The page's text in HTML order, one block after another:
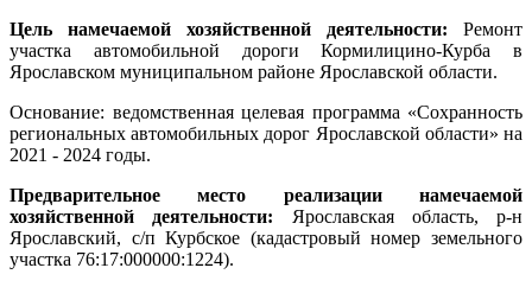
Цель намечаемой хозяйственной деятельности:
Ремонт
участка автомобильной дороги Кормилицино-Курба в
Ярославском муниципальном районе Ярославской области.
Основание: ведомственная целевая программа «Сохранность
региональных автомобильных дорог Ярославской области» на
2021 - 2024 годы.
Предварительное место реализации намечаемой
хозяйственной деятельности: Ярославская область, р-н
Ярославский, с/п Курбское (кадастровый номер земельного
участка 76:17:000000:1224).